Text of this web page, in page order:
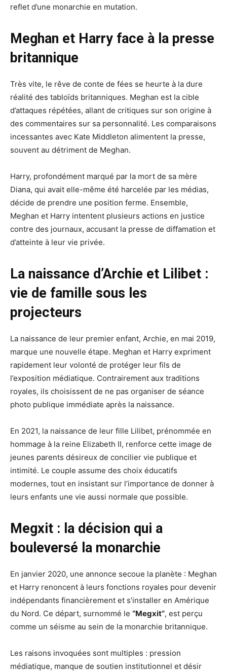
reflet d’une monarchie en mutation.
Meghan et Harry face à la presse
britannique
Très vite, le rêve de conte de fées se heurte à la dure
réalité des tabloïds britanniques. Meghan est la cible
d’attaques répétées, allant de critiques sur son origine à
des commentaires sur sa personnalité. Les comparaisons
incessantes avec Kate Middleton alimentent la presse,
souvent au détriment de Meghan.
Harry, profondément marqué par la mort de sa mère
Diana, qui avait elle-même été harcelée par les médias,
décide de prendre une position ferme. Ensemble,
Meghan et Harry intentent plusieurs actions en justice
contre des journaux, accusant la presse de diffamation et
d’atteinte à leur vie privée.
La naissance d’Archie et Lilibet :
vie de famille sous les
projecteurs
La naissance de leur premier enfant, Archie, en mai 2019,
marque une nouvelle étape. Meghan et Harry expriment
rapidement leur volonté de protéger leur fils de
l’exposition médiatique. Contrairement aux traditions
royales, ils choisissent de ne pas organiser de séance
photo publique immédiate après la naissance.
En 2021, la naissance de leur fille Lilibet, prénommée en
hommage à la reine Elizabeth II, renforce cette image de
jeunes parents désireux de concilier vie publique et
intimité. Le couple assume des choix éducatifs
modernes, tout en insistant sur l’importance de donner à
leurs enfants une vie aussi normale que possible.
Megxit : la décision qui a
bouleversé la monarchie
En janvier 2020, une annonce secoue la planète : Meghan
et Harry renoncent à leurs fonctions royales pour devenir
indépendants financièrement et s’installer en Amérique
du Nord. Ce départ, surnommé le “Megxit”, est perçu
comme un séisme au sein de la monarchie britannique.
Les raisons invoquées sont multiples : pression
médiatique, manque de soutien institutionnel et désir